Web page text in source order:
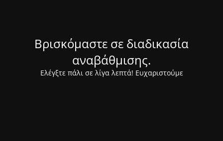
Βρισκόμαστε σε διαδικασία
αναβάθμισης.
Ελέγξτε πάλι σε λίγα λεπτά! Ευχαριστούμε